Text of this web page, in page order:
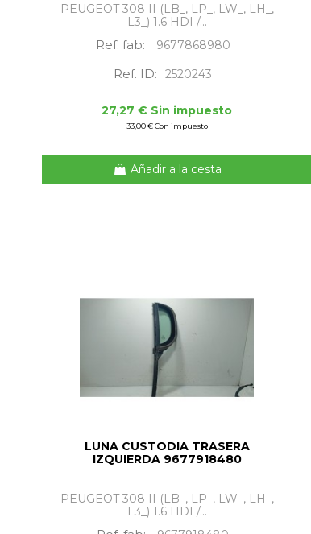
PEUGEOT 308 II (LB_, LP_, LW_, LH_,
L3_) 1.6 HDI /...
Ref. fab: 9677868980
Ref. ID: 2520243
27,27 € Sin impuesto
33,00 € Con impuesto
Añadir a la cesta
LUNA CUSTODIA TRASERA
IZQUIERDA 9677918480
PEUGEOT 308 II (LB_, LP_, LW_, LH_,
L3_) 1.6 HDI /...